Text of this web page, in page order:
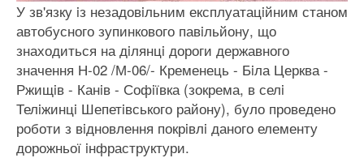
У зв'язку iз незадовiльним експлуатацiйним станом
автобусного зупинкового павiльйону, що
знаходиться на дiлянцi дороги державного
значення Н-02 /М-06/- Кременець - Бiла Церква -
Ржищiв - Канiв - Софiївка (зокрема, в селi
Телiжинцi Шепетiвського району), було проведено
роботи з вiдновлення покрiвлi даного елементу
дорожньої iнфраструктури.